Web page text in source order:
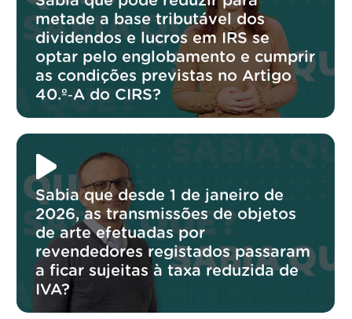
metade a base tributável dos
dividendos e lucros em IRS se
optar pelo englobamento e cumprir
as condições previstas no Artigo
40.º‑A do CIRS?
Sabia que desde 1 de janeiro de
2026, as transmissões de objetos
de arte efetuadas por
revendedores registados passaram
a ficar sujeitas à taxa reduzida de
IVA?